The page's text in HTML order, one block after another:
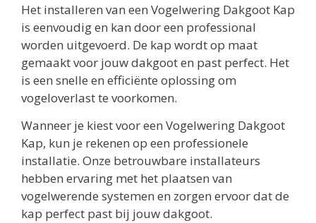
Het installeren van een Vogelwering Dakgoot Kap
is eenvoudig en kan door een professional
worden uitgevoerd. De kap wordt op maat
gemaakt voor jouw dakgoot en past perfect. Het
is een snelle en efficiënte oplossing om
vogeloverlast te voorkomen.
Wanneer je kiest voor een Vogelwering Dakgoot
Kap, kun je rekenen op een professionele
installatie. Onze betrouwbare installateurs
hebben ervaring met het plaatsen van
vogelwerende systemen en zorgen ervoor dat de
kap perfect past bij jouw dakgoot.